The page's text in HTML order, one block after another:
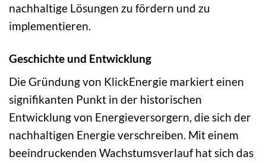
nachhaltige Lösungen zu fördern und zu
implementieren.
Geschichte und Entwicklung
Die Gründung von KlickEnergie markiert einen
signifikanten Punkt in der historischen
Entwicklung von Energieversorgern, die sich der
nachhaltigen Energie verschreiben. Mit einem
beeindruckenden Wachstumsverlauf hat sich das